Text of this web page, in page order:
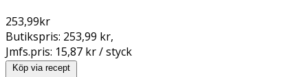
253,99kr
Butikspris: 253,99 kr,
Jmfs.pris: 15,87 kr / styck
Köp via recept